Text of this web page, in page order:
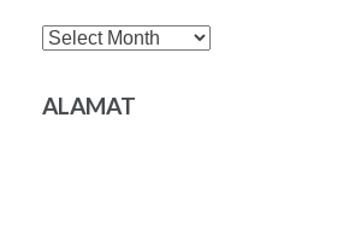
Archives
ALAMAT